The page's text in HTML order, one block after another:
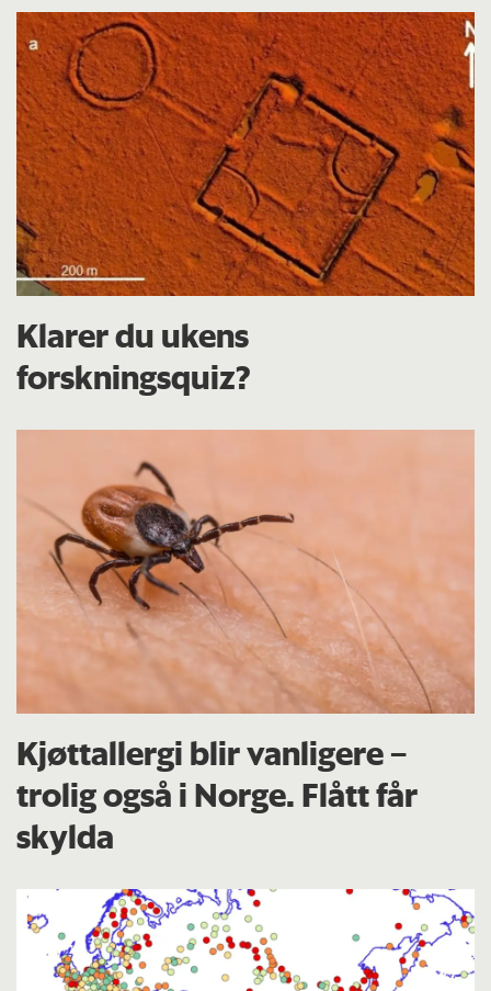
Klarer du ukens
forskningsquiz?
Kjøttallergi blir vanligere –
trolig også i Norge. Flått får
skylda